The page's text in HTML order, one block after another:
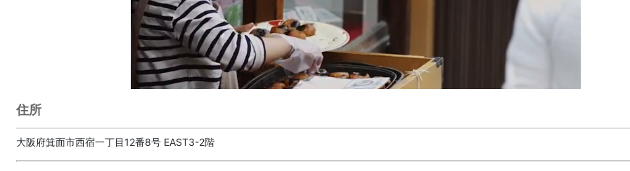
住所
大阪府箕面市西宿一丁目12番8号 EAST3-2階